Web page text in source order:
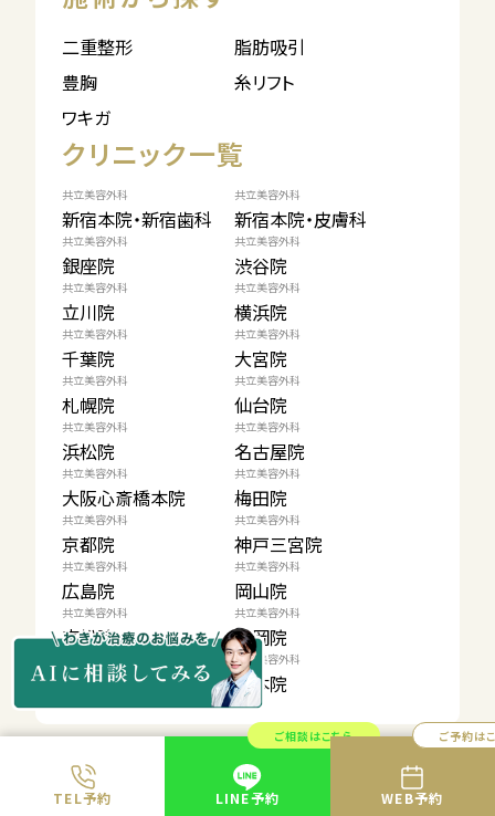
TEL予約
ご相談はこちら
LINE予約
ご予約は
WEB予約
二重整形
脂肪吸引
豊胸
糸リフト
ワキガ
クリニック一覧
共立美容外科
新宿本院・新宿歯科
共立美容外科
新宿本院・皮膚科
共立美容外科
銀座院
共立美容外科
渋谷院
共立美容外科
立川院
共立美容外科
横浜院
共立美容外科
千葉院
共立美容外科
大宮院
共立美容外科
札幌院
共立美容外科
仙台院
共立美容外科
浜松院
共立美容外科
名古屋院
共立美容外科
大阪心斎橋本院
共立美容外科
梅田院
共立美容外科
京都院
共立美容外科
神戸三宮院
共立美容外科
広島院
共立美容外科
岡山院
共立美容外科
高松院
共立美容外科
福岡院
大分院
共立美容外科
熊本院
料金表
ドクター紹介